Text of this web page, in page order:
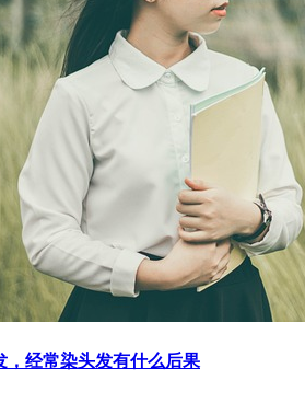
，经常染头发有什么后果